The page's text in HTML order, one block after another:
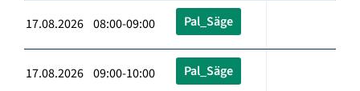
17.08.2026 08:00-09:00 Pal_Säge
17.08.2026 09:00-10:00 Pal_Säge